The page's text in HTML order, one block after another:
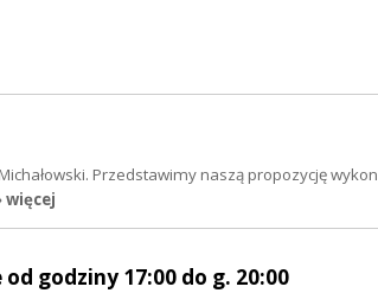
Przedstawimy naszą propozycję
więcej
godziny 17:00 do g. 20:00